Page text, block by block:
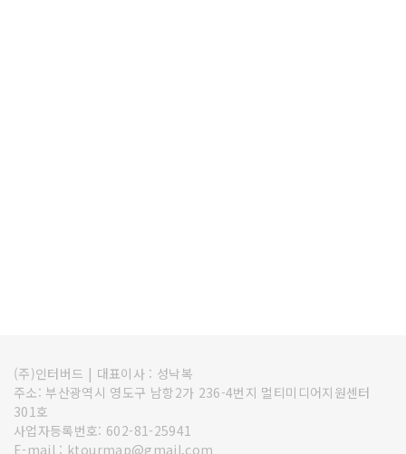
(주)인터버드 | 대표이사 : 성낙복
주소: 부산광역시 영도구 남항2가 236-4번지 멀티미디어지원센터
301호
사업자등록번호: 602-81-25941
E-mail : ktourmap@gmail.com